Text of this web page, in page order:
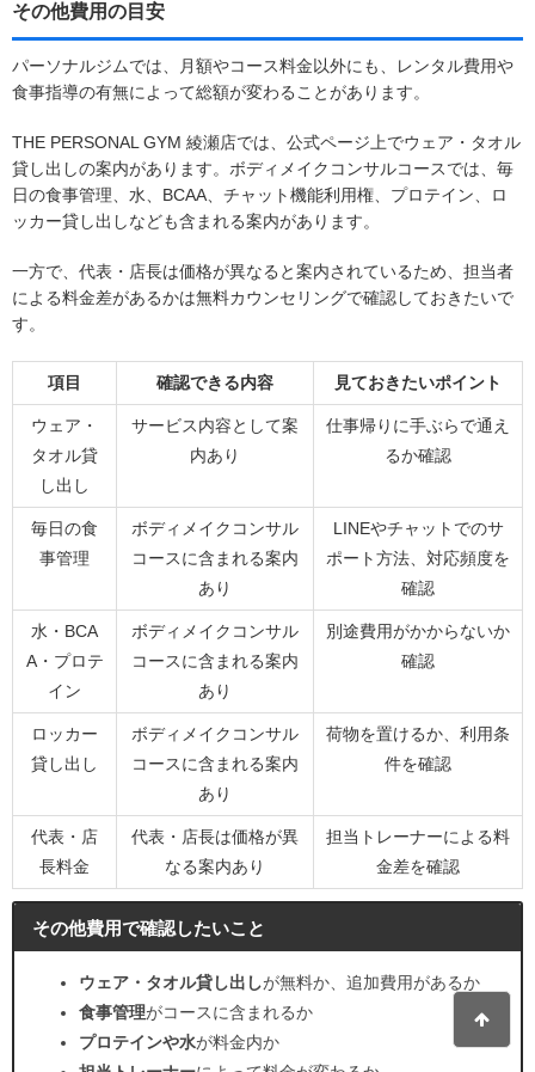
その他費用の目安
パーソナルジムでは、月額やコース料金以外にも、レンタル費用や
食事指導の有無によって総額が変わることがあります。
THE PERSONAL GYM 綾瀬店では、公式ページ上でウェア・タオル
貸し出しの案内があります。ボディメイクコンサルコースでは、毎
日の食事管理、水、BCAA、チャット機能利用権、プロテイン、ロ
ッカー貸し出しなども含まれる案内があります。
一方で、代表・店長は価格が異なると案内されているため、担当者
による料金差があるかは無料カウンセリングで確認しておきたいで
す。
項目 確認できる内容 見ておきたいポイント
ウェア・
タオル貸
し出し
サービス内容として案
内あり
仕事帰りに手ぶらで通え
るか確認
毎日の食
事管理
ボディメイクコンサル
コースに含まれる案内
あり
LINEやチャットでのサ
ポート方法、対応頻度を
確認
水・BCA
A・プロテ
イン
ボディメイクコンサル
コースに含まれる案内
あり
別途費用がかからないか
確認
ロッカー
貸し出し
ボディメイクコンサル
コースに含まれる案内
あり
荷物を置けるか、利用条
件を確認
代表・店
長料金
代表・店長は価格が異
なる案内あり
担当トレーナーによる料
金差を確認
その他費用で確認したいこと
ウェア・タオル貸し出しが無料か、追加費用があるか
食事管理がコースに含まれるか
プロテインや水が料金内か